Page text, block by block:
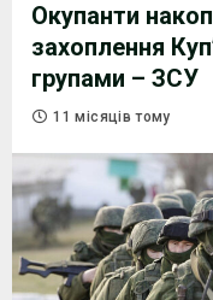
Окупанти
захоплення
групами – ЗСУ
11 місяців тому